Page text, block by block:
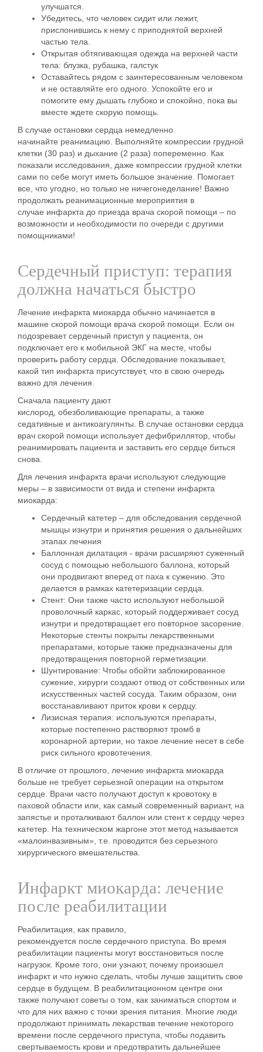
улучшатся.
Убедитесь, что человек сидит или лежит,
прислонившись к нему с приподнятой верхней
частью тела.
Открытая обтягивающая одежда на верхней части
тела: блузка, рубашка, галстук
Оставайтесь рядом с заинтересованным человеком
и не оставляйте его одного. Успокойте его и
помогите ему дышать глубоко и спокойно, пока вы
вместе ждете скорую помощь.
В случае остановки сердца немедленно
начинайте реанимацию. Выполняйте компрессии грудной
клетки (30 раз) и дыхание (2 раза) попеременно. Как
показали исследования, даже компрессии грудной клетки
сами по себе могут иметь большое значение. Помогает
все, что угодно, но только не ничегонеделание! Важно
продолжать реанимационные мероприятия в
случае инфаркта до приезда врача скорой помощи – по
возможности и необходимости по очереди с другими
помощниками!
Сердечный приступ: терапия
должна начаться быстро
Лечение инфаркта миокарда обычно начинается в
машине скорой помощи врача скорой помощи. Если он
подозревает сердечный приступ у пациента, он
подключает его к мобильной ЭКГ на месте, чтобы
проверить работу сердца. Обследование показывает,
какой тип инфаркта присутствует, что в свою очередь
важно для лечения
Сначала пациенту дают
кислород, обезболивающие препараты , а также
седативные и антикоагулянты. В случае остановки сердца
врач скорой помощи использует дефибриллятор , чтобы
реанимировать пациента и заставить его сердце биться
снова.
Для лечения инфаркта врачи используют следующие
меры – в зависимости от вида и степени инфаркта
миокарда:
Сердечный катетер – для обследования сердечной
мышцы изнутри и принятия решения о дальнейших
этапах лечения
Баллонная дилатация - врачи расширяют суженный
сосуд с помощью небольшого баллона, который
они продвигают вперед от паха к сужению. Это
делается в рамках катетеризации сердца.
Стент: Они также часто используют небольшой
проволочный каркас, который поддерживает сосуд
изнутри и предотвращает его повторное засорение.
Некоторые стенты покрыты лекарственными
препаратами, которые также предназначены для
предотвращения повторной герметизации.
Шунтирование: Чтобы обойти заблокированное
сужение, хирурги создают отвод от собственных или
искусственных частей сосуда. Таким образом, они
восстанавливают приток крови к сердцу.
Лизисная терапия: используются препараты
которые постепенно растворяют тромб в
коронарной артерии, но такое лечение несет в себе
риск сильного кровотечения.
В отличие от прошлого, лечение инфаркта миокарда
больше не требует серьезной операции на открытом
сердце . Врачи часто получают доступ к кровотоку в
паховой области или, как самый современный вариант, на
запястье и проталкивают баллон или стентк сердцу через
катетер. На техническом жаргоне этот метод называется
«малоинвазивным», т.е. проводится без серьезного
хирургического вмешательства.
Инфаркт миокарда: лечение
после реабилитации
Реабилитация, как правило,
рекомендуется после сердечного приступа. Во время
реабилитации пациенты могут восстановиться после
нагрузок. Кроме того, они узнают, почему произошел
инфаркт и что нужно сделать, чтобы лучше защитить свое
сердце в будущем. В реабилитационном центре они
также получают советы о том, как заниматься спортом и
что для них важно с точки зрения питания. Многие люди
продолжают принимать лекарствав течение некоторого
времени после сердечного приступа, чтобы подавить
свертываемость крови и предотвратить дальнейшее